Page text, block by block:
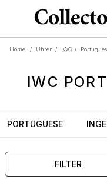
Home / Uhren / IWC /
IWC
PORTUGUESE
FILTER